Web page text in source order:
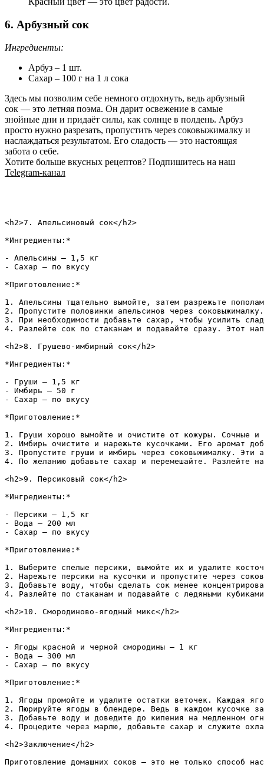
6. Арбузный сок
Ингредиенты:
Арбуз – 1 шт.
Сахар – 100 г на 1 л сока
Здесь мы позволим себе немного отдохнуть, ведь арбузный
сок — это летняя поэма. Он дарит освежение в самые
знойные дни и придаёт силы, как солнце в полдень. Арбуз
просто нужно разрезать, пропустить через соковыжималку и
наслаждаться результатом. Его сладость — это настоящая
забота о себе.
Хотите больше вкусных рецептов? Подпишитесь на наш
Telegram-канал
<h2>7. Апельсиновый сок</h2>
*Ингредиенты:*
- Апельсины – 1,5 кг
- Сахар – по вкусу
*Приготовление:*
1. Апельсины тщательно вымойте, затем разрежьте
2. Пропустите половинки апельсинов через
3. При необходимости добавьте сахар, чтобы усилить
4. Разлейте сок по стаканам и подавайте сразу. Этот
<h2>8. Грушево-имбирный сок</h2>
*Ингредиенты:*
- Груши – 1,5 кг
- Имбирь – 50 г
- Сахар – по вкусу
*Приготовление:*
1. Груши хорошо вымойте и очистите от кожуры. Сочные
2. Имбирь очистите и нарежьте кусочками. Его аромат
3. Пропустите груши и имбирь через соковыжималку. Эти
4. По желанию добавьте сахар и перемешайте. Разлейте
<h2>9. Персиковый сок</h2>
*Ингредиенты:*
- Персики – 1,5 кг
- Вода – 200 мл
- Сахар – по вкусу
*Приготовление:*
1. Выберите спелые персики, вымойте их и удалите
2. Нарежьте персики на кусочки и пропустите через
3. Добавьте воду, чтобы сделать сок менее
4. Разлейте по стаканам и подавайте с ледяными
<h2>10. Смородиново-ягодный микс</h2>
*Ингредиенты:*
- Ягоды красной и черной смородины – 1 кг
- Вода – 300 мл
- Сахар – по вкусу
*Приготовление:*
1. Ягоды промойте и удалите остатки веточек. Каждая
2. Пюрируйте ягоды в блендере. Ведь в каждом кусочке
3. Добавьте воду и доведите до кипения на медленном
4. Процедите через марлю, добавьте сахар и служите
<h2>Заключение</h2>
Приготовление домашних соков — это не только способ